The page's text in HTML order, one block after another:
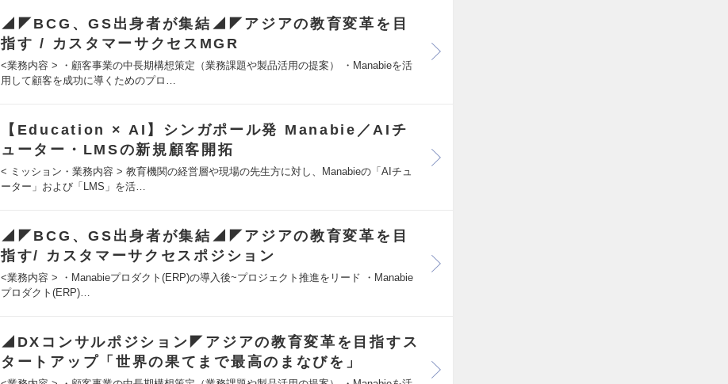
◢◤BCG、GS出身者が集結◢◤アジアの教育変革を目
指す / カスタマーサクセスMGR
<業務内容 > ・顧客事業の中長期構想策定（業務課題や製品活用の提案） ・Manabieを活
用して顧客を成功に導くためのプロ…
【Education × AI】シンガポール発 Manabie／AIチ
ューター・LMSの新規顧客開拓
< ミッション・業務内容 > 教育機関の経営層や現場の先生方に対し、Manabieの「AIチュ
ーター」および「LMS」を活…
◢◤BCG、GS出身者が集結◢◤アジアの教育変革を目
指す/ カスタマーサクセスポジション
<業務内容 > ・Manabieプロダクト(ERP)の導入後~プロジェクト推進をリード ・Manabie
プロダクト(ERP)…
◢DXコンサルポジション◤アジアの教育変革を目指すス
タートアップ「世界の果てまで最高のまなびを」